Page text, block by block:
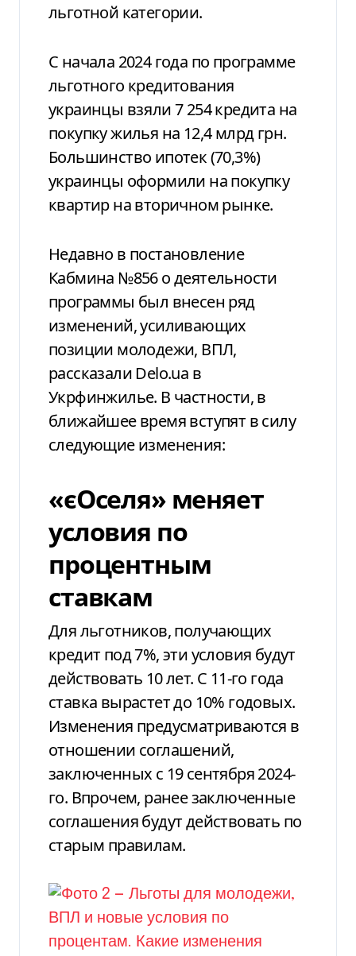
льготной категории.
С начала 2024 года по программе
льготного кредитования
украинцы взяли 7 254 кредита на
покупку жилья на 12,4 млрд грн.
Большинство ипотек (70,3%)
украинцы оформили на покупку
квартир на вторичном рынке.
Недавно в постановление
Кабмина №856 о деятельности
программы был внесен ряд
изменений, усиливающих
позиции молодежи, ВПЛ,
рассказали Delo.ua в
Укрфинжилье. В частности, в
ближайшее время вступят в силу
следующие изменения:
«єОселя» меняет
условия по
процентным
ставкам
Для льготников, получающих
кредит под 7%, эти условия будут
действовать 10 лет. С 11-го года
ставка вырастет до 10% годовых.
Изменения предусматриваются в
отношении соглашений,
заключенных с 19 сентября 2024-
го. Впрочем, ранее заключенные
соглашения будут действовать по
старым правилам.